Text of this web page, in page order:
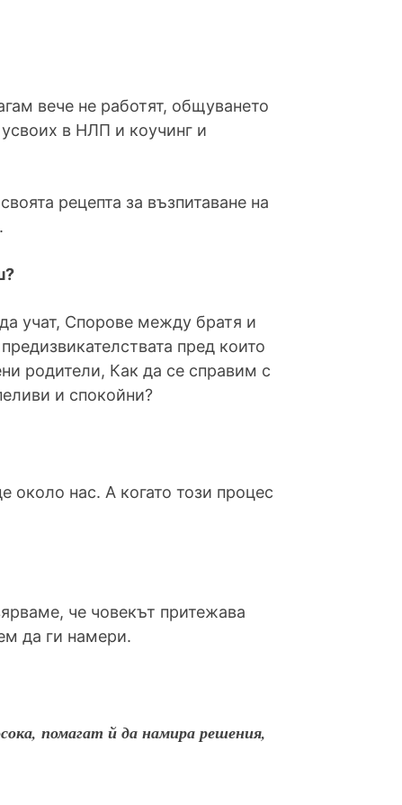
вече не работят, общуването
в НЛП и коучинг и
рецепта за възпитаване на
учат, Спорове между братя и
пред които
родители, Как да се справим с
и спокойни?
около нас. А когато този процес
че човекът притежава
да ги намери.
помагат й да намира решения,